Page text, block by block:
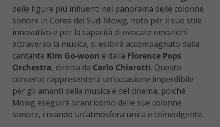
delle figure più influenti nel panorama delle colonne
sonore in Corea del Sud. Mowg, noto per il suo stile
innovativo e per la capacità di evocare emozioni
attraverso la musica, si esibirà accompagnato dalla
cantante Kim Go-woon e dalla Florence Pops
Orchestra, diretta da Carlo Chiarotti. Questo
concerto rappresenterà un’occasione imperdibile
per gli amanti della musica e del cinema, poiché
Mowg eseguirà brani iconici delle sue colonne
sonore, creando un’atmosfera unica e coinvolgente.